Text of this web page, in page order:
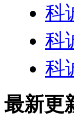
科
科
科
最新更